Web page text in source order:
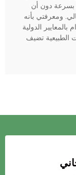
بسرعة دون أن
ومعرفتي بأنه
الدولية
الطبيعية تضيف